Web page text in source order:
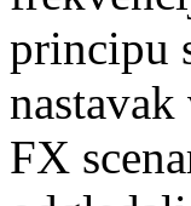
principu
FX